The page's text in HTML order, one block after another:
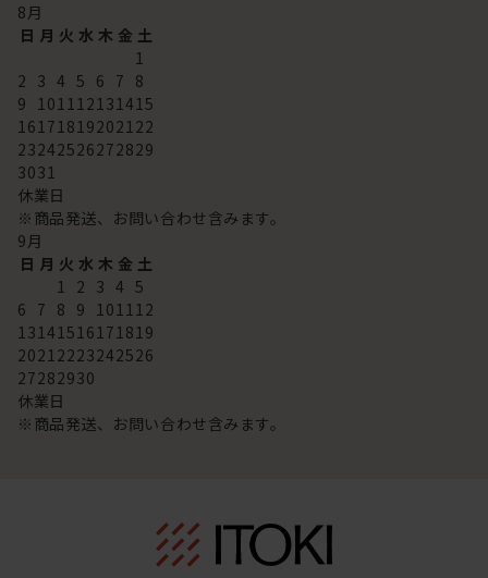
8月
日 月 火 水 木 金 土
1
2 3 4 5 6 7 8
9 101112131415
16171819202122
23242526272829
3031
休業日
※商品発送、お問い合わせ含みます。
9月
日 月 火 水 木 金 土
1 2 3 4 5
6 7 8 9 101112
13141516171819
20212223242526
27282930
休業日
※商品発送、お問い合わせ含みます。